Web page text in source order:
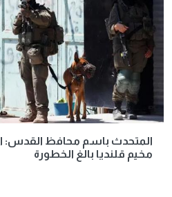
المتحدث باسم محافظ القدس:
مخيم قلنديا بالغ الخطورة